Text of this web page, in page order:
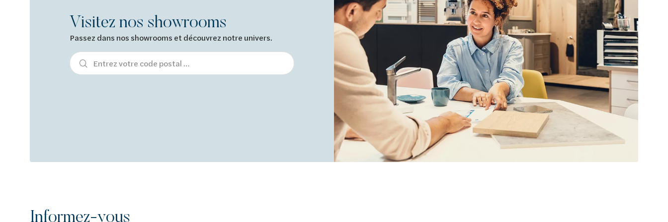
Visitez nos showrooms
Passez dans nos showrooms et découvrez notre univers.
Informez-vous